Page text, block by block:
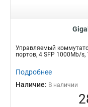
Управляемый
портов, 4 SFP 1000Mb/s,
Подробнее
Наличие: В наличии